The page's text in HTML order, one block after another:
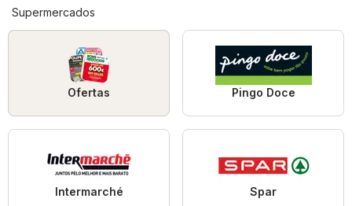
Supermercados
Ofertas Pingo Doce
Intermarché Spar